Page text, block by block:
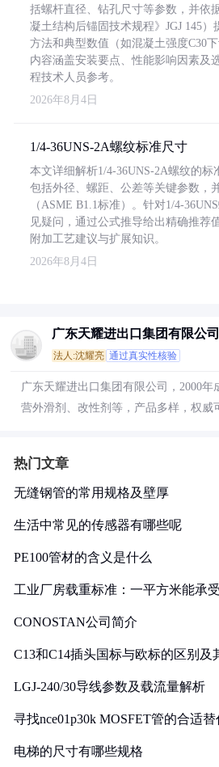
括螺杆直径、钻孔尺寸等参数，并依
凝土结构后锚固技术规程》JGJ 145
方法和典型数值（如混凝土强度C30下
内容涵盖安装要点、性能影响因素及
程技术人员参考。
2026年8月4日
1/4-36UNS-2A螺纹标准尺寸
本文详细解析1/4-36UNS-2A螺纹的标
包括外径、螺距、公差等关键参数，
（ASME B1.1标准）。针对1/4-
见疑问，通过公式推导给出精确推荐
附加工艺建议与扩展知识。
2026年8月4日
广东天耀进出口集团有限公司
法人:沈耀亮 通过真实性核验
广东天耀进出口集团有限公司，2000年
营外滑剂、改性剂等，产品多样，权威
热门文章
无缝钢管的常用规格及壁厚
生活中常见的传感器有哪些呢
PE100管材的含义是什么
工业厂房载重标准：一平方米能承
CONOSTAN公司简介
C13和C14插头国标与欧标的区别及
LGJ-240/30导线参数及载流量解析
寻找nce01p30k MOSFET管的合适
电梯的尺寸有哪些规格